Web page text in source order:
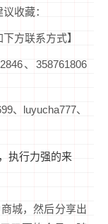
收藏：
方联系方式】
、358761806
、luyucha777、
城，然后分享出